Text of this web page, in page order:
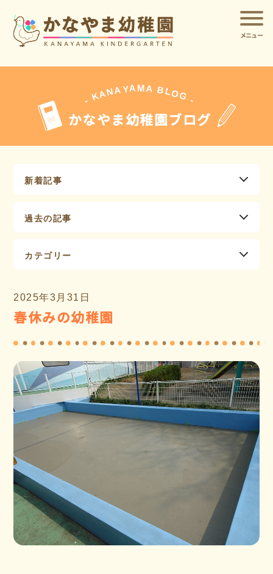
メニュー
- KANAYA MA BLOG -
かなやま幼稚園ブログ
新着記事
過去の記事
カテゴリー
2025年3月31日
春休みの幼稚園